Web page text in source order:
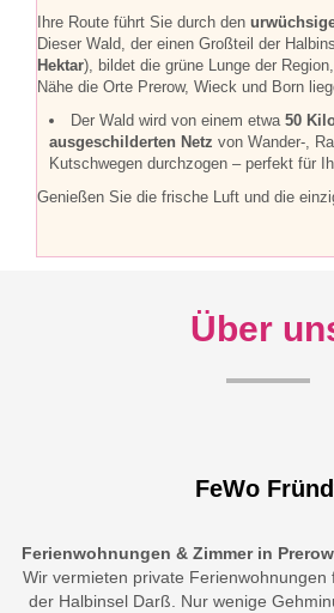
Ihre Route führt Sie durch den
Dieser Wald, der einen Großteil der
Hektar), bildet die grüne Lunge der
Nähe die Orte Prerow, Wieck und Born
Der Wald wird von einem etwa 50
ausgeschilderten Netz von Wander-,
Kutschwegen durchzogen – perfekt für
Genießen Sie die frische Luft und die
Über
FeWo
Ferienwohnungen & Zimmer in
Wir vermieten private
der Halbinsel Darß. Nur wenige